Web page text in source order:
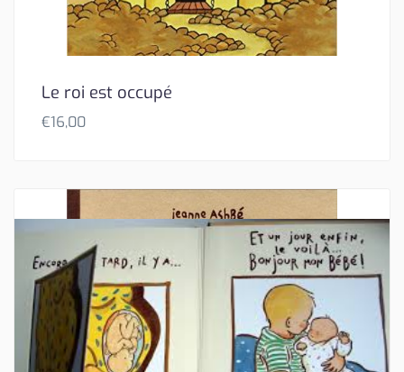
Le roi est occupé
€16,00